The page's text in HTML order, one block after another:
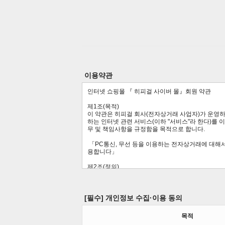
이용약관
[필수] 개인정보 수집·이용 동의
목적